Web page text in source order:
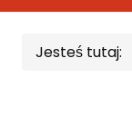
Jesteś tutaj: